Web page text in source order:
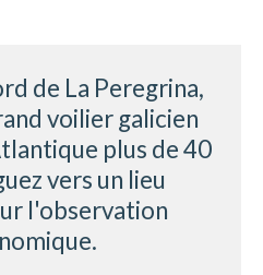
de La Peregrina,
voilier galicien
plus de 40
vers un lieu
l'observation